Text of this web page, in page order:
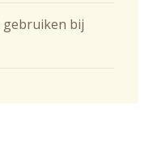
gebruiken bij